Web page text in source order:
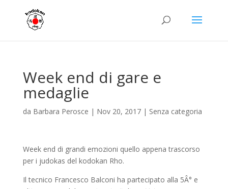
Week end di gare e
medaglie
da Barbara Perosce | Nov 20, 2017| Senza categoria
Week end di grandi emozioni quello appena trascorso
per i judokas del kodokan Rho.
Il tecnico Francesco Balconi ha partecipato alla 5Â° e